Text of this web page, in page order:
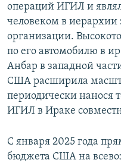
операций ИГИЛ и
человеком в иерархии
организации.
по его автомобилю в
Анбар в западной
США расширила
периодически нанося
ИГИЛ в Ираке
С января 2025 года
бюджета США на